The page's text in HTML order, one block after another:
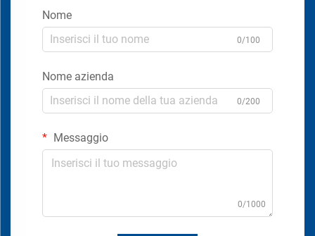
Nome
0/100
Nome azienda
0/200
Messaggio
0/1000